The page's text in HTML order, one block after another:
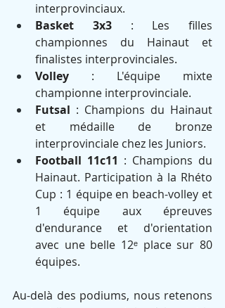
interprovinciaux.
Basket 3x3 : Les filles
championnes du Hainaut et
finalistes interprovinciales.
Volley : L'équipe mixte
championne interprovinciale.
Futsal : Champions du Hainaut
et médaille de bronze
interprovinciale chez les Juniors.
Football 11c11 : Champions du
Hainaut. Participation à la Rhéto
Cup : 1 équipe en beach-volley et
1 équipe aux épreuves
d'endurance et d'orientation
avec une belle 12ᵉ place sur 80
équipes.
Au-delà des podiums, nous retenons